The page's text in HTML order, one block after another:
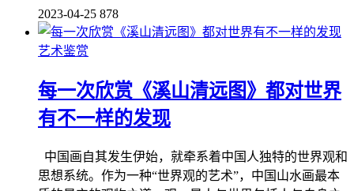
2023-04-25 878
艺术鉴赏
每一次欣赏《溪山清远图》都对世界
有不一样的发现
中国画自其发生伊始，就牵系着中国人独特的世界观和
思想系统。作为一种“世界观的艺术”，中国山水画最本